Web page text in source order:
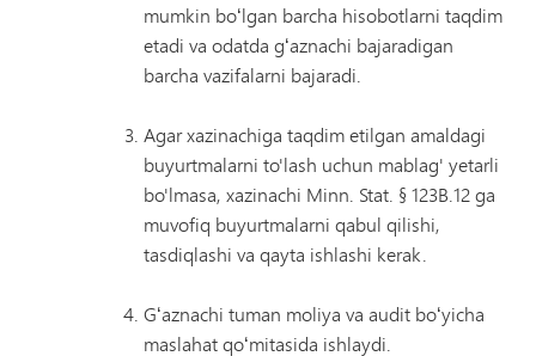
mumkin boʻlgan barcha hisobotlarni taqdim
etadi va odatda gʻaznachi bajaradigan
barcha vazifalarni bajaradi.
Agar xazinachiga taqdim etilgan amaldagi
buyurtmalarni to'lash uchun mablag' yetarli
bo'lmasa, xazinachi Minn. Stat. § 123B.12 ga
muvofiq buyurtmalarni qabul qilishi,
tasdiqlashi va qayta ishlashi kerak.
Gʻaznachi tuman moliya va audit boʻyicha
maslahat qoʻmitasida ishlaydi.